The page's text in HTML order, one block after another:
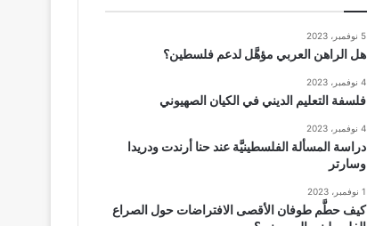
5 نوفمبر، 2023
هل الراهن العربي مؤهَّل لدعم فلسطين؟
4 نوفمبر، 2023
فلسفة التعليم الديني في الكيان الصهيوني
4 نوفمبر، 2023
دراسة المسألة الفلسطينيَّة عند حنا أرندت ودريدا
وسارتر
1 نوفمبر، 2023
كيف حطَّم طوفان الأقصى الافتراضات حول الصراع